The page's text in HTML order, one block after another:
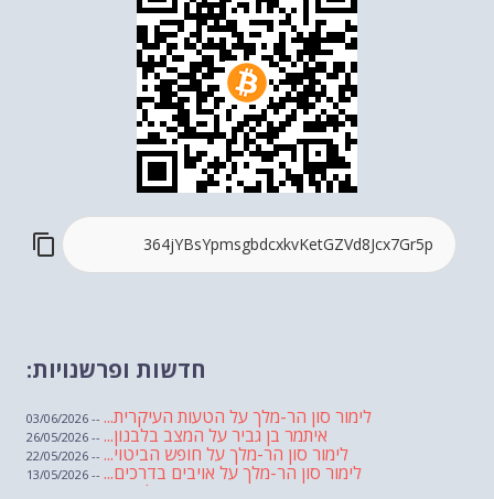
חדשות ופרשנויות:
לימור סון הר-מלך על הטעות העיקרית... -- 03/06/2026
איתמר בן גביר על המצב בלבנון... -- 26/05/2026
לימור סון הר-מלך על חופש הביטוי... -- 22/05/2026
לימור סון הר-מלך על אויבים בדרכים... -- 13/05/2026
שבועת אמונים לדעאש